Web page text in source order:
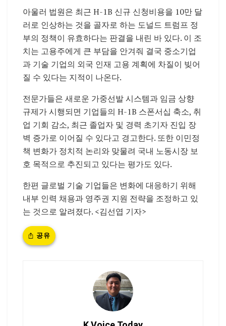
아울러 법원은 최근 H-1B 신규 신청비용을 10만 달
러로 인상하는 것을 골자로 하는 도널드 트럼프 정
부의 정책이 유효하다는 판결을 내린 바 있다. 이 조
치는 고용주에게 큰 부담을 안겨줘 결국 중소기업
과 기술 기업의 외국 인재 고용 계획에 차질이 빚어
질 수 있다는 지적이 나온다.
전문가들은 새로운 가중선발 시스템과 임금 상향
규제가 시행되면 기업들의 H-1B 스폰서십 축소, 취
업 기회 감소, 최근 졸업자 및 경력 초기자 진입 장
벽 증가로 이어질 수 있다고 경고한다. 또한 이민정
책 변화가 정치적 논리와 맞물려 국내 노동시장 보
호 목적으로 추진되고 있다는 평가도 있다.
한편 글로벌 기술 기업들은 변화에 대응하기 위해
내부 인력 채용과 영주권 지원 전략을 조정하고 있
는 것으로 알려졌다. <김선엽 기자>
공유